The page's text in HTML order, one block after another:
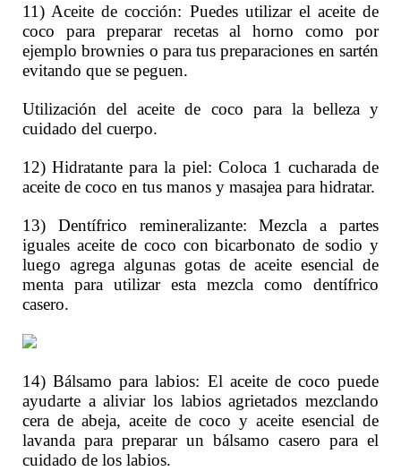
11) Aceite de cocción: Puedes utilizar el aceite de
coco para preparar recetas al horno como por
ejemplo brownies o para tus preparaciones en sartén
evitando que se peguen.
Utilización del aceite de coco para la belleza y
cuidado del cuerpo.
12) Hidratante para la piel: Coloca 1 cucharada de
aceite de coco en tus manos y masajea para hidratar.
13) Dentífrico remineralizante: Mezcla a partes
iguales aceite de coco con bicarbonato de sodio y
luego agrega algunas gotas de aceite esencial de
menta para utilizar esta mezcla como dentífrico
casero.
14) Bálsamo para labios: El aceite de coco puede
ayudarte a aliviar los labios agrietados mezclando
cera de abeja, aceite de coco y aceite esencial de
lavanda para preparar un bálsamo casero para el
cuidado de los labios.